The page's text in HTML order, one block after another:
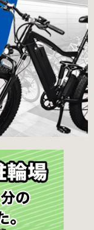
所 千代田区大手町
（千代田区自転
東京メトロ半蔵
口 東京メトロ東西
必要な書類 返還
明証 千代田区HP
合 内藤町自転車
11番地 ※都立新
） 電話 03-5273-
線新宿三丁目駅
線新宿御苑前駅
8分 西新宿自転
まちづくり総務課
）または、期間
区役所5階5B窓
直接お持ちくだ
付時間）。電話・
ません。 利用料
外居住者6,000円
お問い合わせく
で高校生以下は
わず） 定期利用
が異なります。詳
お問い合わせく
で：0円 10時間
時間ごと：100円
自転車駐輪場 利
利用申請書（申請
ジからも取り出
策課自転車対策